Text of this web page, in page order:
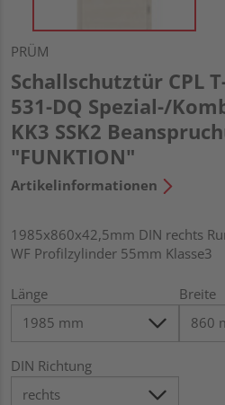
PRÜM
Schallschutztür CPL
531-DQ Spezial-/
KK3 SSK2
"FUNKTION"
Artikelinformationen
1985x860x42,5mm DIN rechts
WF Profilzylinder 55mm Klasse3
Länge Breite
DIN Richtung